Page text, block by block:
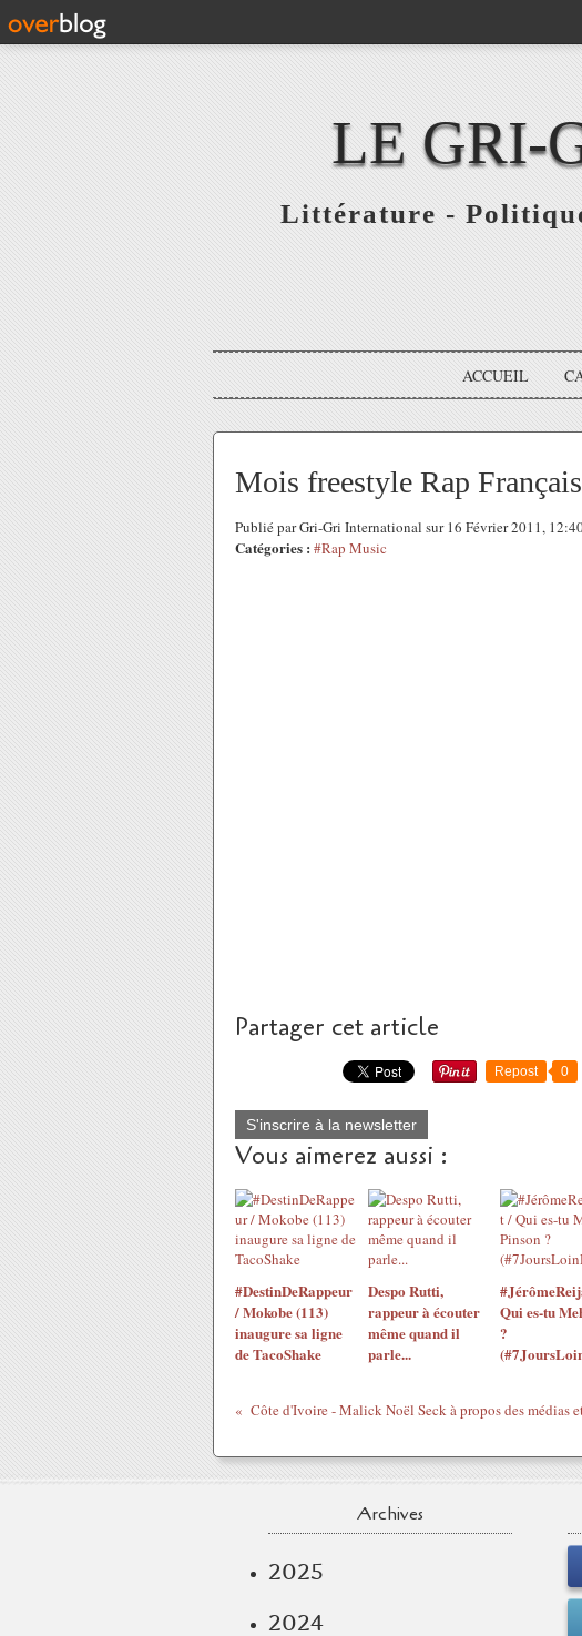
LE GRI-
Littérature -
ACCUEIL
Mois freestyle Rap
Publié par Gri-Gri International sur 16 Février 2011,
Catégories : #Rap Music
Partager cet article
Repost 0
S'inscrire à la newsletter
Vous aimerez aussi :
#DestinDeRappeur
/ Mokobe (113)
inaugure sa ligne
de TacoShake
Despo Rutti,
rappeur à écouter
même quand il
parle...
Qui es-tu
?
Archives
2025
2024